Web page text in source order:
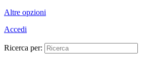
Altre opzioni
Accedi
Ricerca per: